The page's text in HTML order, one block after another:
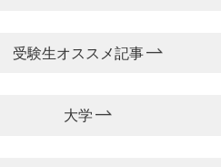
受験生オススメ記事
大学